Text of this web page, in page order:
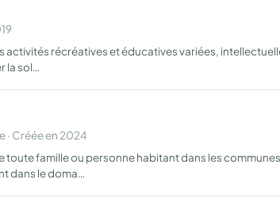
récréatives et éducatives variées,
la sol…
· Créée en 2024
toute famille ou personne habitant dans les
dans le doma…